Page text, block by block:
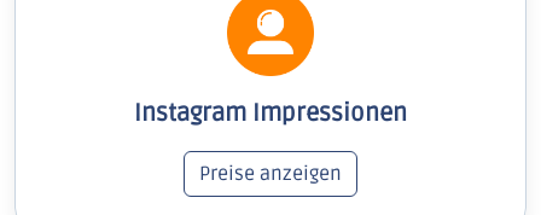
Instagram Impressionen
Preise anzeigen